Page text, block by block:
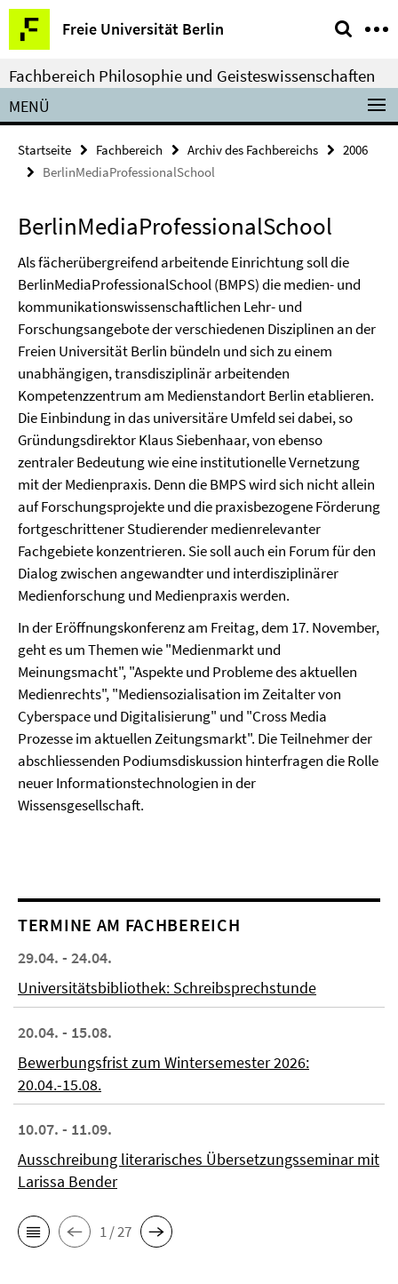
Springe
direkt
zu
Inhalt
Freie Universität Berlin
Service-
Navigation
Fachbereich Philosophie und Geisteswissenschaften
MENÜ
Startseite Fachbereich Archiv des Fachbereichs
2006
BerlinMediaProfessionalSchool
BerlinMediaProfessionalSchool
Als fächerübergreifend arbeitende Einrichtung soll die
BerlinMediaProfessionalSchool (BMPS) die medien- und
kommunikationswissenschaftlichen Lehr- und
Forschungsangebote der verschiedenen Disziplinen an der
Freien Universität Berlin bündeln und sich zu einem
unabhängigen, transdisziplinär arbeitenden
Kompetenzzentrum am Medienstandort Berlin etablieren.
Die Einbindung in das universitäre Umfeld sei dabei, so
Gründungsdirektor Klaus Siebenhaar, von ebenso
zentraler Bedeutung wie eine institutionelle Vernetzung
mit der Medienpraxis. Denn die BMPS wird sich nicht allein
auf Forschungsprojekte und die praxisbezogene Förderung
fortgeschrittener Studierender medienrelevanter
Fachgebiete konzentrieren. Sie soll auch ein Forum für den
Dialog zwischen angewandter und interdisziplinärer
Medienforschung und Medienpraxis werden.
In der Eröffnungskonferenz am Freitag, dem 17. November,
geht es um Themen wie "Medienmarkt und
Meinungsmacht", "Aspekte und Probleme des aktuellen
Medienrechts", "Mediensozialisation im Zeitalter von
Cyberspace und Digitalisierung" und "Cross Media
Prozesse im aktuellen Zeitungsmarkt". Die Teilnehmer der
abschliessenden Podiumsdiskussion hinterfragen die Rolle
neuer Informationstechnologien in der
Wissensgesellschaft.
TERMINE AM FACHBEREICH
29.04. - 24.04.
Universitätsbibliothek: Schreibsprechstunde
20.04. - 15.08.
Bewerbungsfrist zum Wintersemester 2026:
20.04.-15.08.
10.07. - 11.09.
Ausschreibung literarisches Übersetzungsseminar mit
Larissa Bender
1 / 27